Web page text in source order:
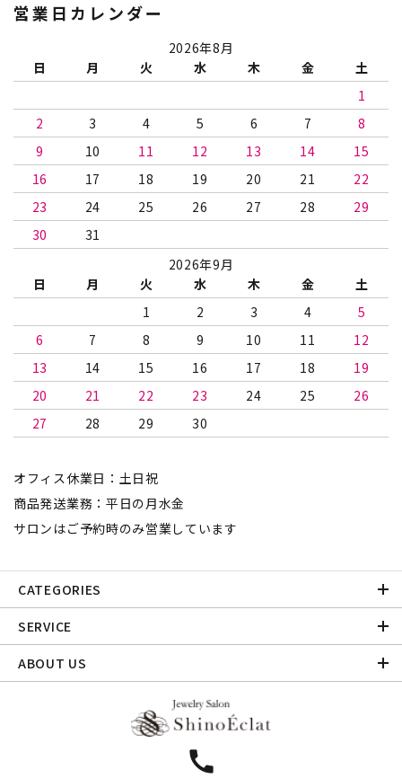
営業日カレンダー
2026年8月
日
月 火 水 木 金
土
1
2
3 4 5 6 7
8
9
10 11 12 13 14
15
16
17 18 19 20 21
22
23
24 25 26 27 28
29
30
31
2026年9月
日
月 火 水 木 金
土
1
2 3 4
5
6
7 8 9 10 11
12
13
14 15 16 17 18
19
20
21 22 23 24 25
26
27
28 29 30
オフィス休業日：土日祝
商品発送業務：平日の月水金
サロンはご予約時のみ営業しています
CATEGORIES
SERVICE
ABOUT US
call